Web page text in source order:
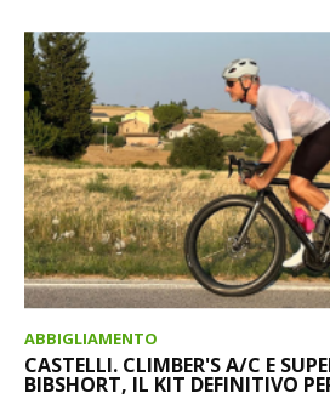
ABBIGLIAMENTO
CASTELLI. CLIMBER'S A/C E
BIBSHORT, IL KIT DEFINITIVO